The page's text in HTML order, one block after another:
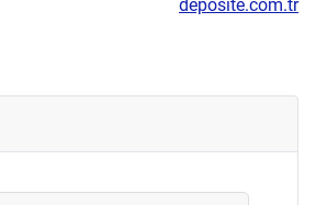
deposite.com.tr